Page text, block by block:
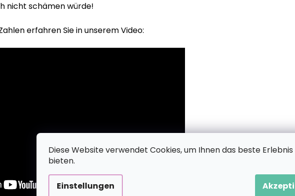
Diese Website verwendet Cookies, um Ihnen das beste Erlebnis
bieten.
Einstellungen
nicht schämen würde!
erfahren Sie in unserem Video: